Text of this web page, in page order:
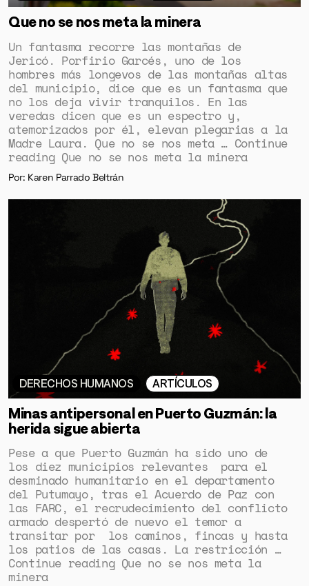
Que no se nos meta la minera
Un fantasma recorre las montañas de
Jericó. Porfirio Garcés, uno de los
hombres más longevos de las montañas altas
del municipio, dice que es un fantasma que
no los deja vivir tranquilos. En las
veredas dicen que es un espectro y,
atemorizados por él, elevan plegarias a la
Madre Laura. Que no se nos meta … Continue
reading Que no se nos meta la minera
Por: Karen Parrado Beltrán
DERECHOS HUMANOS ARTÍCULOS
Minas antipersonal en Puerto Guzmán: la
herida sigue abierta
Pese a que Puerto Guzmán ha sido uno de
los diez municipios relevantes para el
desminado humanitario en el departamento
del Putumayo, tras el Acuerdo de Paz con
las FARC, el recrudecimiento del conflicto
armado despertó de nuevo el temor a
transitar por los caminos, fincas y hasta
los patios de las casas. La restricción …
Continue reading Que no se nos meta la
minera